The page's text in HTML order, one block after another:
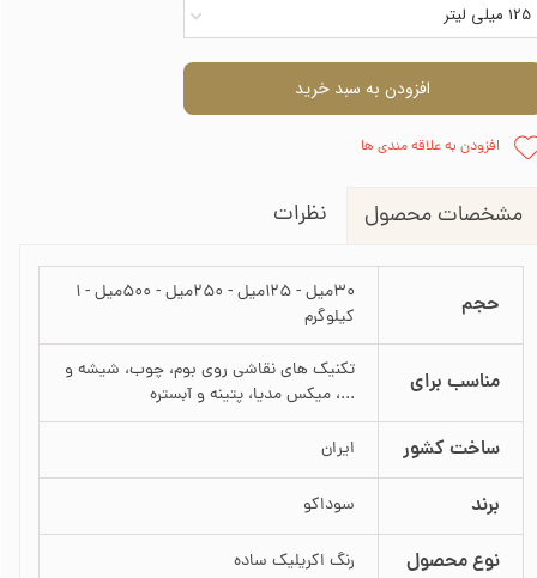
125 میلی لیتر
افزودن به سبد خرید
افزودن به علاقه مندی ها
مشخصات محصول نظرات
حجم
30میل - 125میل - 250میل - 500میل - 1
کیلوگرم
مناسب برای
تکنیک های نقاشی روی بوم، چوب، شیشه و
...، میکس مدیا، پتینه و آبستره
ساخت کشور ایران
برند سوداکو
نوع محصول رنگ اکریلیک ساده